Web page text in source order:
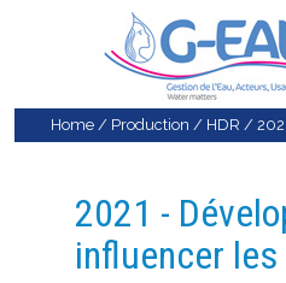
Home / Production / HDR /
2021 -
influencer